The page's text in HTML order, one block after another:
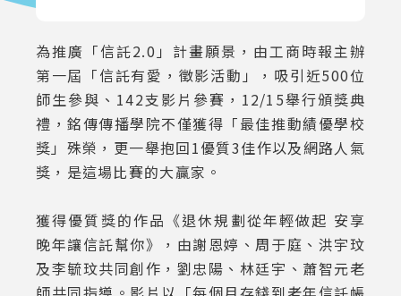
為推廣「信託2.0」計畫願景，由工商時報主辦
第一屆「信託有愛，徵影活動」，吸引近500位
師生參與、142支影片參賽，12/15舉行頒獎典
禮，銘傳傳播學院不僅獲得「最佳推動績優學校
獎」殊榮，更一舉抱回1優質3佳作以及網路人氣
獎，是這場比賽的大贏家。
獲得優質獎的作品《退休規劃從年輕做起 安享
晚年讓信託幫你》，由謝恩婷、周于庭、洪宇玟
及李毓玟共同創作，劉忠陽、林廷宇、蕭智元老